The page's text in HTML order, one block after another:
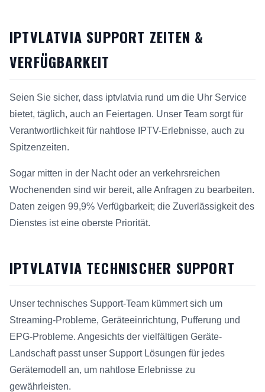
IPTVLATVIA SUPPORT ZEITEN &
VERFÜGBARKEIT
Seien Sie sicher, dass iptvlatvia rund um die Uhr Service
bietet, täglich, auch an Feiertagen. Unser Team sorgt für
Verantwortlichkeit für nahtlose IPTV-Erlebnisse, auch zu
Spitzenzeiten.
Sogar mitten in der Nacht oder an verkehrsreichen
Wochenenden sind wir bereit, alle Anfragen zu bearbeiten.
Daten zeigen 99,9% Verfügbarkeit; die Zuverlässigkeit des
Dienstes ist eine oberste Priorität.
IPTVLATVIA TECHNISCHER SUPPORT
Unser technisches Support-Team kümmert sich um
Streaming-Probleme, Geräteeinrichtung, Pufferung und
EPG-Probleme. Angesichts der vielfältigen Geräte-
Landschaft passt unser Support Lösungen für jedes
Gerätemodell an, um nahtlose Erlebnisse zu
gewährleisten.